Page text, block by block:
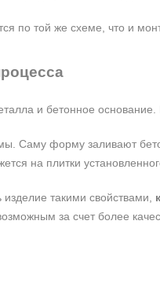
по той же схеме, что и
и бетонное
форму заливают
на плитки
такими свойствами,
за счет более